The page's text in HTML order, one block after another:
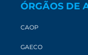
ÓRGÃOS DE
CAOP
GAECO